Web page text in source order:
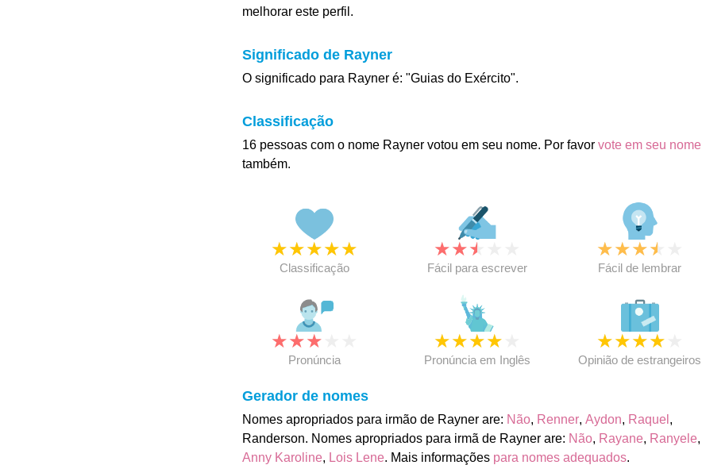
melhorar este perfil.
Significado de Rayner
O significado para Rayner é: "Guias do Exército".
Classificação
16 pessoas com o nome Rayner votou em seu nome. Por favor vote em seu nome
também.
★★★★★
Classificação
★★★
Fácil para escrever
★★★★
Fácil de lembrar
★★★
Pronúncia
★★★★
Pronúncia em Inglês
★★★★
Opinião de estrangeiros
Gerador de nomes
Nomes apropriados para irmão de Rayner are: Não, Renner, Aydon, Raquel ,
Randerson. Nomes apropriados para irmã de Rayner are: Não, Rayane, Ranyele,
Anny Karoline, Lois Lene. Mais informações para nomes adequados.